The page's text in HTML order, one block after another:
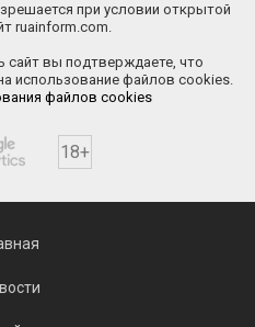
при условии открытой
ruainform.com.
вы подтверждаете, что
использование файлов cookies.
файлов cookies
18+